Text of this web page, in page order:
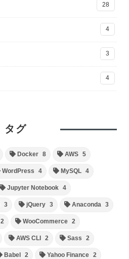
28
4
3
4
タグ
Docker 8 AWS 5
WordPress 4 MySQL 4
Jupyter Notebook 4
3 jQuery 3 Anaconda 3
2 WooCommerce 2
AWS CLI 2 Sass 2
Babel 2 Yahoo Finance 2